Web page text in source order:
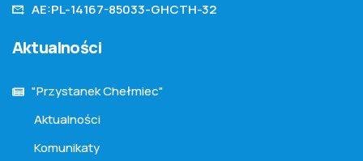
AE:PL-14167-85033-GHCTH-32
Aktualności
"Przystanek Chełmiec"
Aktualności
Komunikaty